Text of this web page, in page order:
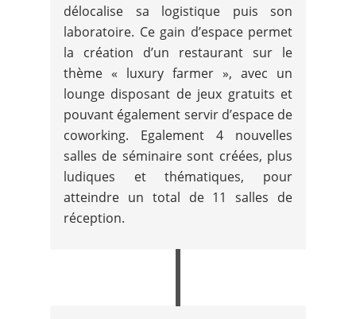
délocalise sa logistique puis son
laboratoire. Ce gain d’espace permet
la création d’un restaurant sur le
thème « luxury farmer », avec un
lounge disposant de jeux gratuits et
pouvant également servir d’espace de
coworking. Egalement 4 nouvelles
salles de séminaire sont créées, plus
ludiques et thématiques, pour
atteindre un total de 11 salles de
réception.